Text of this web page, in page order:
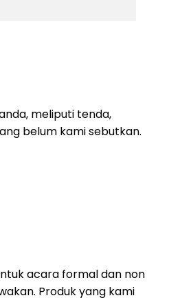
meliputi tenda,
belum kami sebutkan.
acara formal dan non
Produk yang kami